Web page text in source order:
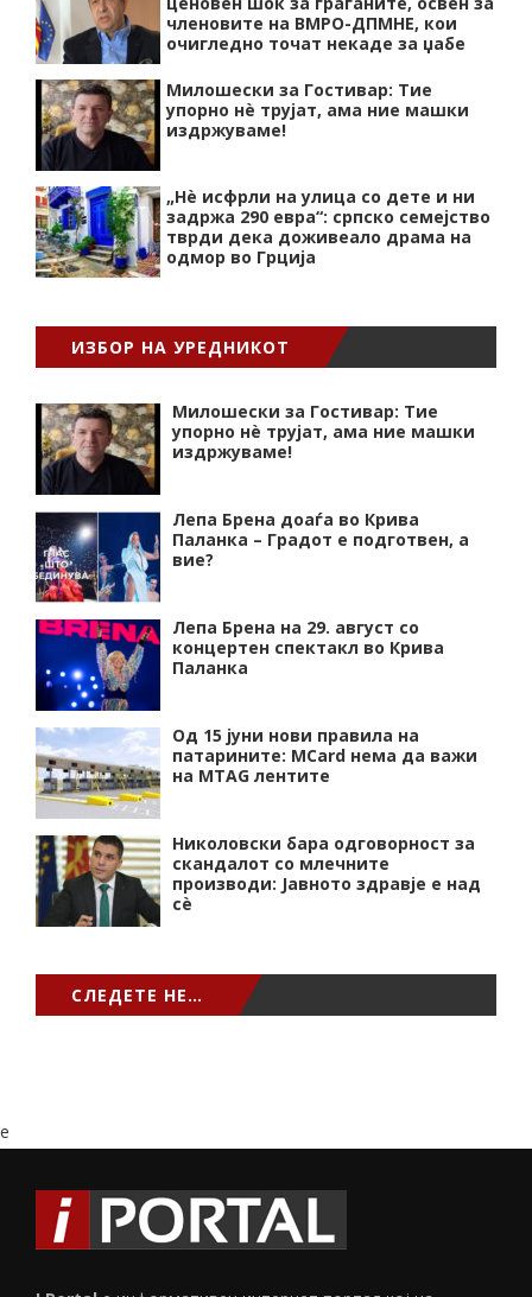
членовите на ВМРО-ДПМНЕ, кои
очигледно точат некаде за џабе
Милошески за Гостивар: Тие
упорно нѐ трујат, ама ние машки
издржуваме!
„Нѐ исфрли на улица со дете и ни
задржа 290 евра“: српско семејство
тврди дека доживеало драма на
одмор во Грција
ИЗБОР НА УРЕДНИКОТ
Милошески за Гостивар: Тие
упорно нѐ трујат, ама ние машки
издржуваме!
Лепа Брена доаѓа во Крива
Паланка – Градот е подготвен, а
вие?
Лепа Брена на 29. август со
концертен спектакл во Крива
Паланка
Од 15 јуни нови правила на
патарините: MCard нема да важи
на MTAG лентите
Николовски бара одговорност за
скандалот со млечните
производи: Јавното здравје е над
сѐ
СЛЕДЕТЕ НЕ…
e